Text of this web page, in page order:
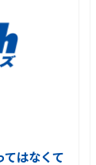
てはなくて